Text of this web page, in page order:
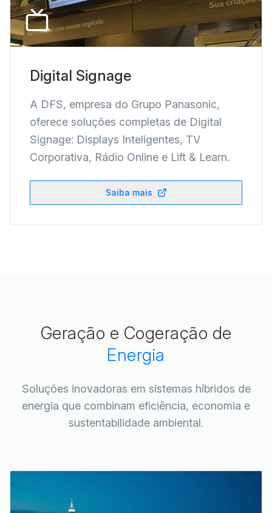
Digital Signage
A DFS, empresa do Grupo Panasonic,
oferece soluções completas de Digital
Signage: Displays Inteligentes, TV
Corporativa, Rádio Online e Lift & Learn.
Saiba mais
Geração e Cogeração de
Energia
Soluções inovadoras em sistemas híbridos de
energia que combinam eficiência, economia e
sustentabilidade ambiental.